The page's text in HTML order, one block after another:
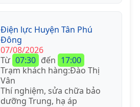
Điện lực Huyện Tân Phú
Đông
07/08/2026
Từ 07:30 đến 17:00
Trạm khách hàng:Đào Thị
Vân
Thí nghiệm, sửa chữa bảo
dưỡng Trung, hạ áp